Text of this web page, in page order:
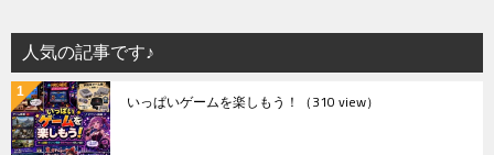
人気の記事です♪
いっぱいゲームを楽しもう！ （310 view）